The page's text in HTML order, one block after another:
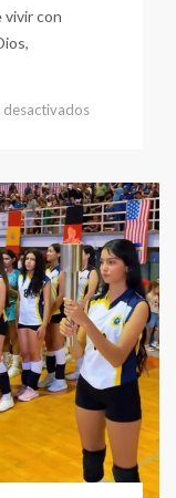
vivir con
2026